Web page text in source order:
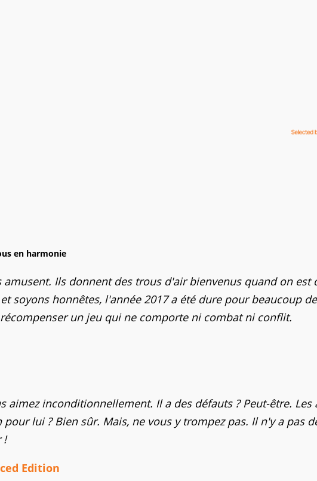
en harmonie
Ils donnent des trous d'air bienvenus quand on est
soyons honnêtes, l'année 2017 a été dure pour beaucoup
un jeu qui ne comporte ni combat ni conflit.
aimez inconditionnellement. Il a des défauts ? Peut-être. Les
lui ? Bien sûr. Mais, ne vous y trompez pas. Il n'y a pas
!
Edition